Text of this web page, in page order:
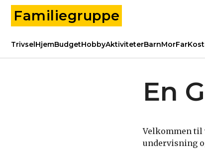
Familiegruppe
TrivselHjemBudgetHobbyAktiviteterBarnMorFarKost
En
Velkommen til
undervisning